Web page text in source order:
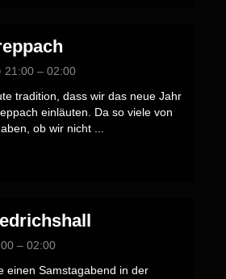
21:00 – 02:00
tradition, dass wir das neue Jahr
einläuten. Da so viele von
ob wir nicht ...
– 02:00
einen Samstagabend in der